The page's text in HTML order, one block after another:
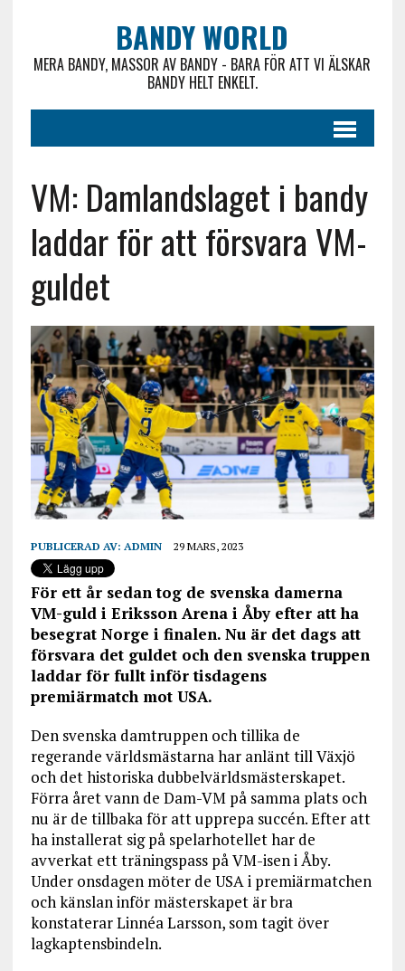
BANDY WORLD
MERA BANDY, MASSOR AV BANDY - BARA FÖR ATT VI ÄLSKAR
BANDY HELT ENKELT.
VM: Damlandslaget i bandy
laddar för att försvara VM-
guldet
PUBLICERAD AV: ADMIN 29 MARS, 2023
För ett år sedan tog de svenska damerna
VM-guld i Eriksson Arena i Åby efter att ha
besegrat Norge i finalen. Nu är det dags att
försvara det guldet och den svenska truppen
laddar för fullt inför tisdagens
premiärmatch mot USA.
Den svenska damtruppen och tillika de
regerande världsmästarna har anlänt till Växjö
och det historiska dubbelvärldsmästerskapet.
Förra året vann de Dam-VM på samma plats och
nu är de tillbaka för att upprepa succén. Efter att
ha installerat sig på spelarhotellet har de
avverkat ett träningspass på VM-isen i Åby.
Under onsdagen möter de USA i premiärmatchen
och känslan inför mästerskapet är bra
konstaterar Linnéa Larsson, som tagit över
lagkaptensbindeln.